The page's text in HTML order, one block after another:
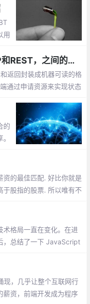
用
WebService的两种方式SOAP和REST，之间的区别与优缺点
返回封装成机器可读的格
通过申请资源来实现状态
的
资的最佳匹配. 好比你就是
于股指的股票. 所以唯有不
术格局一直在变化。在进
，总结了一下 JavaScript
现，几乎让整个互联网行
薪资，前端开发成为程序